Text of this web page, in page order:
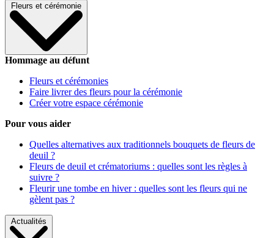
Fleurs et cérémonie
Hommage au défunt
Fleurs et cérémonies
Faire livrer des fleurs pour la cérémonie
Créer votre espace cérémonie
Pour vous aider
Quelles alternatives aux traditionnels bouquets de fleurs de
deuil ?
Fleurs de deuil et crématoriums : quelles sont les règles à
suivre ?
Fleurir une tombe en hiver : quelles sont les fleurs qui ne
gèlent pas ?
Actualités